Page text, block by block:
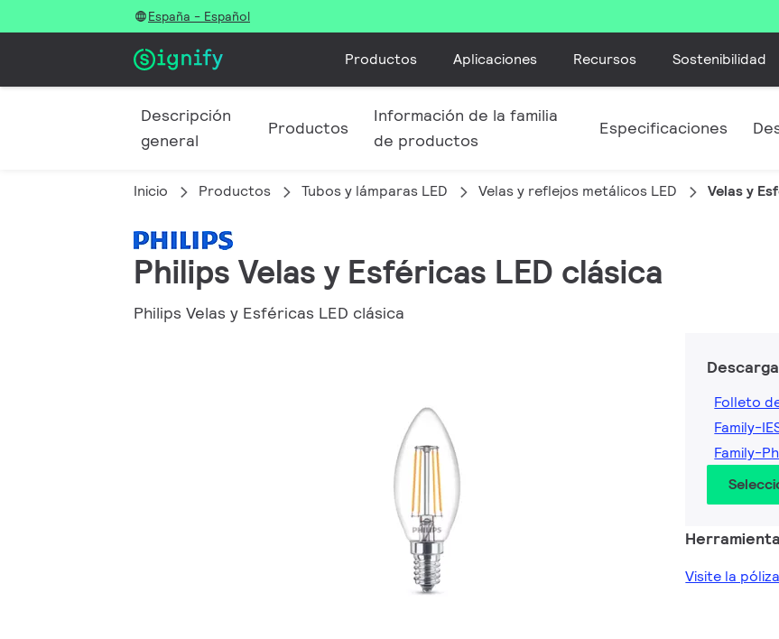
España - Español
Productos Aplicaciones Recursos Sostenibilidad
Descripción
general
Productos
Información de la familia
de productos
Especificaciones
Inicio Productos Tubos y lámparas LED Velas y reflejos metálicos LED Velas y
Philips Velas y Esféricas LED clásica
Philips Velas y Esféricas LED clásica
Folleto
Family-
Family-
Visite la